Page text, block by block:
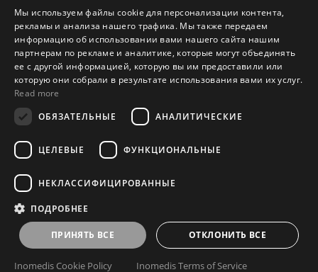
О компании
Подпишитесь на e-mail рассылку и узнавайте первыми об
эксклюзивных предложениях, новинках, наших
мероприятиях и мастер-классах
Подписаться
Политика конфиденциальности
LATVIAN
LITHUANIAN
ESTONIAN
Мы используем файлы cookie для персонализации контента,
рекламы и анализа нашего трафика. Мы также передаем
информацию об использовании вами нашего сайта нашим
партнерам по рекламе и аналитике, которые могут объединять
ее с другой информацией, которую вы им предоставили или
которую они собрали в результате использования вами их услуг.
Read more
ОБЯЗАТЕЛЬНЫЕ
АНАЛИТИЧЕСКИЕ
ЦЕЛЕВЫЕ ФУНКЦИОНАЛЬНЫЕ
НЕКЛАССИФИЦИРОВАННЫЕ
ПОДРОБНЕЕ
ПРИНЯТЬ ВСЕ ОТКЛОНИТЬ ВСЕ
Inomedis Cookie Policy Inomedis Terms of Service